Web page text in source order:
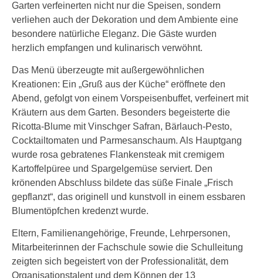
Garten verfeinerten nicht nur die Speisen, sondern
verliehen auch der Dekoration und dem Ambiente eine
besondere natürliche Eleganz. Die Gäste wurden
herzlich empfangen und kulinarisch verwöhnt.
Das Menü überzeugte mit außergewöhnlichen
Kreationen: Ein „Gruß aus der Küche“ eröffnete den
Abend, gefolgt von einem Vorspeisenbuffet, verfeinert mit
Kräutern aus dem Garten. Besonders begeisterte die
Ricotta-Blume mit Vinschger Safran, Bärlauch-Pesto,
Cocktailtomaten und Parmesanschaum. Als Hauptgang
wurde rosa gebratenes Flankensteak mit cremigem
Kartoffelpüree und Spargelgemüse serviert. Den
krönenden Abschluss bildete das süße Finale „Frisch
gepflanzt“, das originell und kunstvoll in einem essbaren
Blumentöpfchen kredenzt wurde.
Eltern, Familienangehörige, Freunde, Lehrpersonen,
Mitarbeiterinnen der Fachschule sowie die Schulleitung
zeigten sich begeistert von der Professionalität, dem
Organisationstalent und dem Können der 13